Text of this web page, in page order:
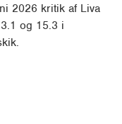
2026 kritik af Liva
og 15.3 i